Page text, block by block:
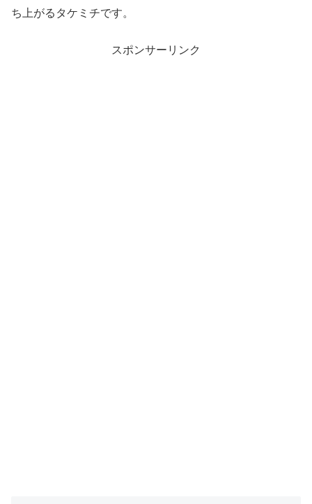
ち上がるタケミチです。
スポンサーリンク